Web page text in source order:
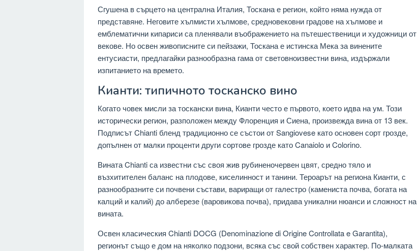
Сгушена в сърцето на централна Италия, Тоскана е регион, който няма нужда от
представяне. Неговите хълмисти хълмове, средновековни градове на хълмове и
емблематични кипариси са пленявали въображението на пътешественици и художници от
векове. Но освен живописните си пейзажи, Тоскана е истинска Мека за винените
ентусиасти, предлагайки разнообразна гама от световноизвестни вина, издържали
изпитанието на времето.
Кианти: типичното тосканско вино
Когато човек мисли за тоскански вина, Кианти често е първото, което идва на ум. Този
исторически регион, разположен между Флоренция и Сиена, произвежда вина от 13 век.
Подписът Chianti бленд традиционно се състои от Sangiovese като основен сорт грозде,
допълнен от малки проценти други сортове грозде като Canaiolo и Colorino.
Вината Chianti са известни със своя жив рубиненочервен цвят, средно тяло и
възхитителен баланс на плодове, киселинност и танини. Тероарът на региона Кианти, с
разнообразните си почвени състави, вариращи от галестро (камениста почва, богата на
калций и калий) до алберезе (варовикова почва), придава уникални нюанси и сложност на
вината.
Освен класическия Chianti DOCG (Denominazione di Origine Controllata e Garantita),
регионът също е дом на няколко подзони, всяка със свой собствен характер. По-малката